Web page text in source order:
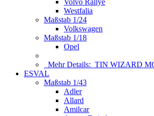
Volvo Rallye
Westfalia
Maßstab 1/24
Volkswagen
Maßstab 1/18
Opel
Mehr Details: TIN WIZARD
ESVAL
Maßstab 1/43
Adler
Allard
Amilcar